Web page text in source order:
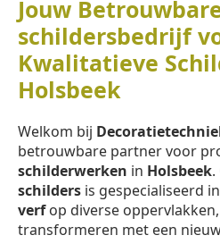
Jouw
schildersbedrijf
Kwalitatieve
Holsbeek
Welkom bij
betrouwbare partner voor
schilderwerken in Holsbeek
schilders is gespecialiseerd
verfop diverse
transformeren met een